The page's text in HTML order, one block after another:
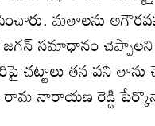
మతాలను
జగన్ సమాధానం
చట్టాలు తన పని తాను
రామ నారాయణ రెడ్డి